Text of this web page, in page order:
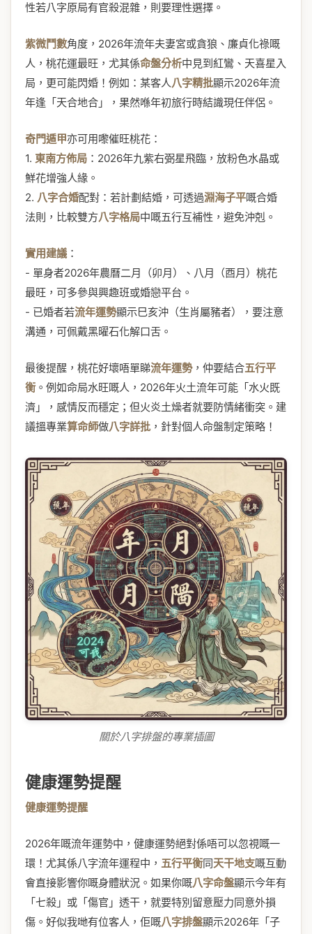
性若八字原局有官殺混雜，則要理性選擇。
紫微鬥數角度，2026年流年夫妻宮或貪狼、廉貞化祿嘅
人，桃花運最旺，尤其係命盤分析中見到紅鸞、天喜星入
局，更可能閃婚！例如：某客人八字精批顯示2026年流
年逢「天合地合」，果然喺年初旅行時結識現任伴侶。
奇門遁甲亦可用嚟催旺桃花：
1. 東南方佈局 ：2026年九紫右弼星飛臨，放粉色水晶或
鮮花增強人緣。
2. 八字合婚配對：若計劃結婚，可透過淵海子平嘅合婚
法則，比較雙方八字格局中嘅五行互補性，避免沖剋。
實用建議：
- 單身者2026年農曆二月（卯月）、八月（酉月）桃花
最旺，可多參與興趣班或婚戀平台。
- 已婚者若流年運勢顯示巳亥沖（生肖屬豬者），要注意
溝通，可佩戴黑曜石化解口舌。
最後提醒，桃花好壞唔單睇流年運勢，仲要結合五行平
衡。例如命局水旺嘅人，2026年火土流年可能「水火既
濟」，感情反而穩定；但火炎土燥者就要防情緒衝突。建
議搵專業算命師做八字詳批，針對個人命盤制定策略！
關於八字排盤的專業插圖
健康運勢提醒
健康運勢提醒
2026年嘅流年運勢中，健康運勢絕對係唔可以忽視嘅一
環！尤其係八字流年運程中， 五行平衡同天干地支嘅互動
會直接影響你嘅身體狀況。如果你嘅八字命盤顯示今年有
「七殺」或「傷官」透干，就要特別留意壓力同意外損
傷。好似我哋有位客人，佢嘅八字排盤顯示2026年「子